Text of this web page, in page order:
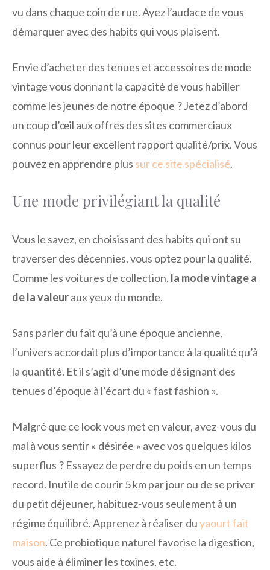
vu dans chaque coin de rue. Ayez l’audace de vous
démarquer avec des habits qui vous plaisent.
Envie d’acheter des tenues et accessoires de mode
vintage vous donnant la capacité de vous habiller
comme les jeunes de notre époque ? Jetez d’abord
un coup d’œil aux offres des sites commerciaux
connus pour leur excellent rapport qualité/prix. Vous
pouvez en apprendre plus sur ce site spécialisé.
Une mode privilégiant la qualité
Vous le savez, en choisissant des habits qui ont su
traverser des décennies, vous optez pour la qualité.
Comme les voitures de collection, la mode vintage a
de la valeuraux yeux du monde.
Sans parler du fait qu’à une époque ancienne,
l’univers accordait plus d’importance à la qualité qu’à
la quantité. Et il s’agit d’une mode désignant des
tenues d’époque à l’écart du « fast fashion ».
Malgré que ce look vous met en valeur, avez-vous du
mal à vous sentir « désirée » avec vos quelques kilos
superflus ? Essayez de perdre du poids en un temps
record. Inutile de courir 5 km par jour ou de se priver
du petit déjeuner, habituez-vous seulement à un
régime équilibré. Apprenez à réaliser duyaourt fait
maison. Ce probiotique naturel favorise la digestion,
vous aide à éliminer les toxines, etc.